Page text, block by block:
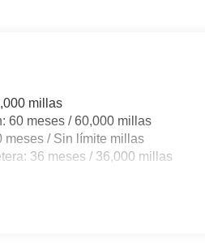
millas
60 meses / 60,000 millas
meses / Sin límite millas
36 meses / 36,000 millas